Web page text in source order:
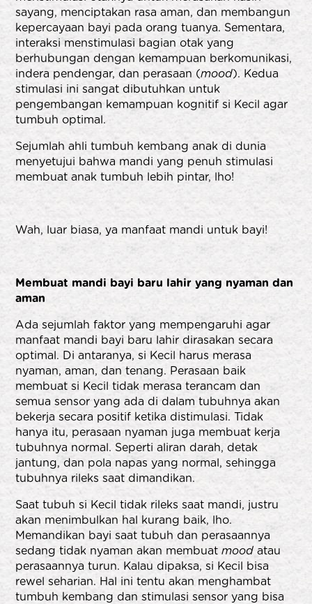
sayang, menciptakan rasa aman, dan membangun
kepercayaan bayi pada orang tuanya. Sementara,
interaksi menstimulasi bagian otak yang
berhubungan dengan kemampuan berkomunikasi,
indera pendengar, dan perasaan (mood). Kedua
stimulasi ini sangat dibutuhkan untuk
pengembangan kemampuan kognitif si Kecil agar
tumbuh optimal.
Sejumlah ahli tumbuh kembang anak di dunia
menyetujui bahwa mandi yang penuh stimulasi
membuat anak tumbuh lebih pintar, lho!
Wah, luar biasa, ya manfaat mandi untuk bayi!
Membuat mandi bayi baru lahir yang nyaman dan
aman
Ada sejumlah faktor yang mempengaruhi agar
manfaat mandi bayi baru lahir dirasakan secara
optimal. Di antaranya, si Kecil harus merasa
nyaman, aman, dan tenang. Perasaan baik
membuat si Kecil tidak merasa terancam dan
semua sensor yang ada di dalam tubuhnya akan
bekerja secara positif ketika distimulasi. Tidak
hanya itu, perasaan nyaman juga membuat kerja
tubuhnya normal. Seperti aliran darah, detak
jantung, dan pola napas yang normal, sehingga
tubuhnya rileks saat dimandikan.
Saat tubuh si Kecil tidak rileks saat mandi, justru
akan menimbulkan hal kurang baik, lho.
Memandikan bayi saat tubuh dan perasaannya
sedang tidak nyaman akan membuatmood atau
perasaannya turun. Kalau dipaksa, si Kecil bisa
rewel seharian. Hal ini tentu akan menghambat
tumbuh kembang dan stimulasi sensor yang bisa